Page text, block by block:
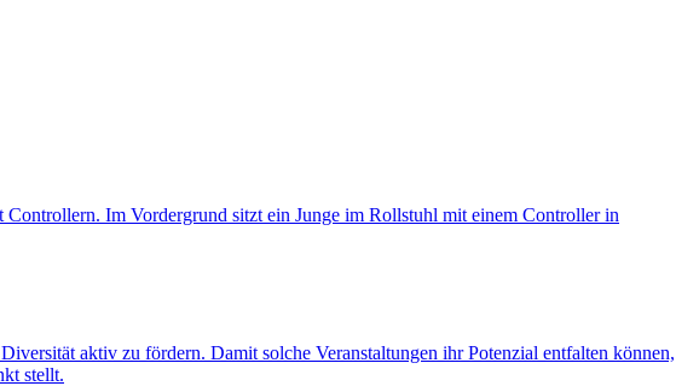
aktiv zu fördern. Damit solche Veranstaltungen ihr Potenzial entfalten können,
stellt.